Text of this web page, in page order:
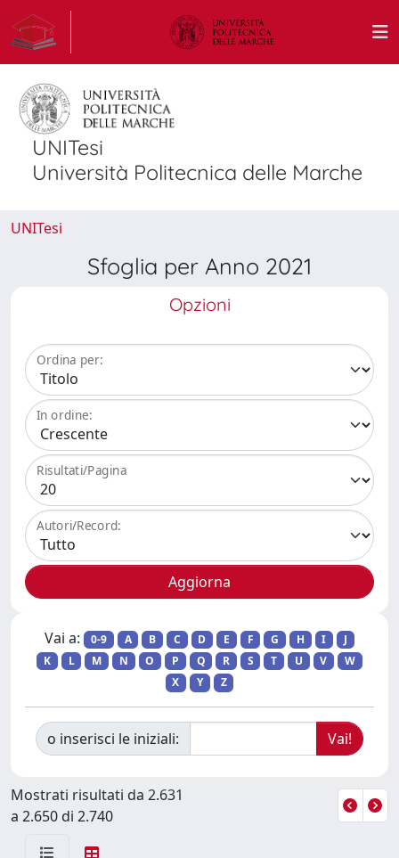
UNITesi
Università Politecnica delle Marche
UNITesi
Sfoglia per Anno 2021
Opzioni
Ordina per:
In ordine:
Risultati/Pagina
Autori/Record:
Vai a: 0-9 A B C D E F G H I
J
K
L M N O P Q R S T U V
W
X
Y Z
o inserisci le iniziali:
Mostrati risultati da 2.631
a 2.650 di 2.740